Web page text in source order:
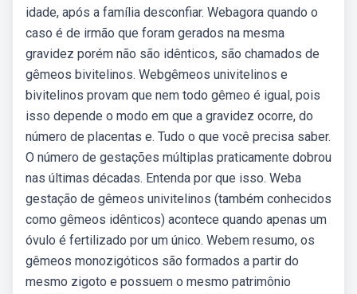
idade, após a família desconfiar. Webagora quando o
caso é de irmão que foram gerados na mesma
gravidez porém não são idênticos, são chamados de
gêmeos bivitelinos. Webgêmeos univitelinos e
bivitelinos provam que nem todo gêmeo é igual, pois
isso depende o modo em que a gravidez ocorre, do
número de placentas e. Tudo o que você precisa saber.
O número de gestações múltiplas praticamente dobrou
nas últimas décadas. Entenda por que isso. Weba
gestação de gêmeos univitelinos (também conhecidos
como gêmeos idênticos) acontece quando apenas um
óvulo é fertilizado por um único. Webem resumo, os
gêmeos monozigóticos são formados a partir do
mesmo zigoto e possuem o mesmo patrimônio